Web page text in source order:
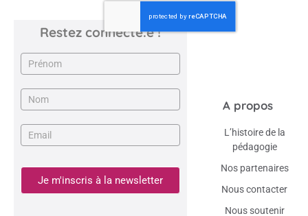
Restez connecté.e !
Newsletter
Je m'inscris à la newsletter
A propos
L’histoire de la
pédagogie
Nos partenaires
Nous contacter
Nous soutenir